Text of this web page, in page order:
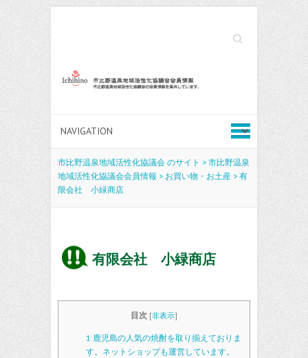
Search
市比野温泉地域活性化協議会 のサイト > 市比野温泉
地域活性化協議会会員情報 > お買い物・お土産 > 有
限会社 小緑商店
有限会社 小緑商店
目次 [非表示]
1 鹿児島の人気の焼酎を取り揃えておりま
す。ネットショップも運営しています。